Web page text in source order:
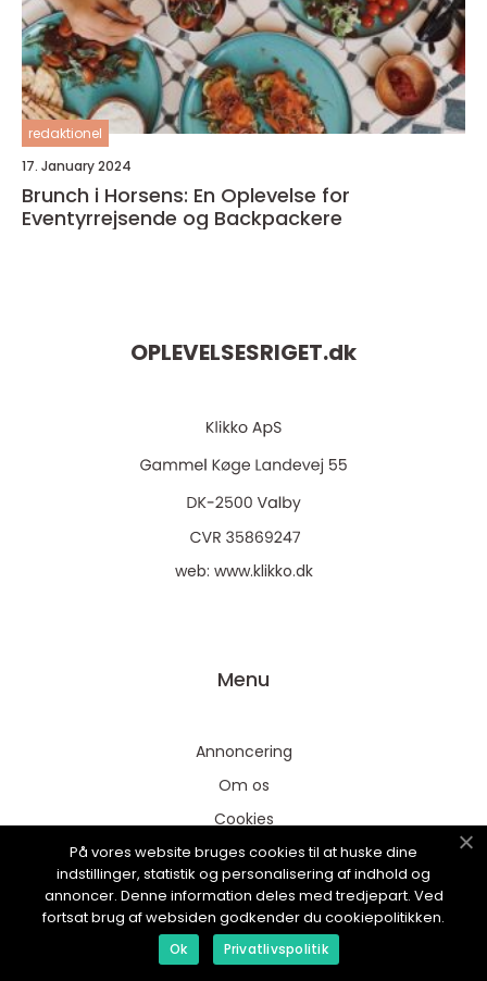
redaktionel
17. January 2024
Brunch i Horsens: En Oplevelse for
Eventyrrejsende og Backpackere
OPLEVELSESRIGET.dk
web: www.klikko.dk
Menu
Annoncering
Om os
Cookies
Kontakt os
Sitemap
På vores website bruges cookies til at huske dine
indstillinger, statistik og personalisering af indhold og
annoncer. Denne information deles med tredjepart. Ved
fortsat brug af websiden godkender du cookiepolitikken.
Ok Privatlivspolitik